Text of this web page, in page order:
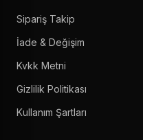
Sipariş Takip
İade & Değişim
Kvkk Metni
Gizlilik Politikası
Kullanım Şartları